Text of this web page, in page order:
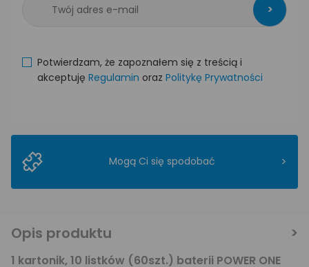
>
Potwierdzam, że zapoznałem się z treścią i
akceptuję Regulamin oraz Politykę Prywatności
Mogą Ci się spodobać >
Opis produktu
1 kartonik, 10 listków (60szt.) baterii POWER ONE